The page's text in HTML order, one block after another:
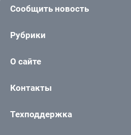
Сообщить новость
Рубрики
О сайте
Контакты
Техподдержка